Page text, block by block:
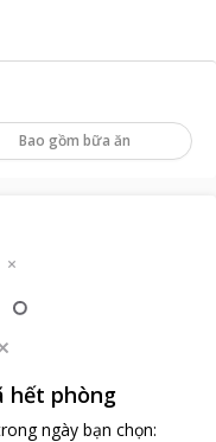
Bao gồm bữa ăn
hết phòng
ngày bạn chọn: